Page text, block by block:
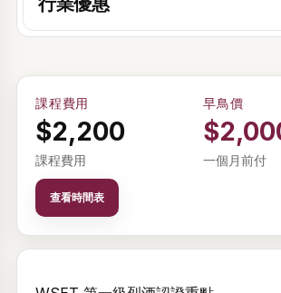
密碼
忘記密碼？
課程費用
$2,200
課程費用
早鳥價
一個月前付
查看時間表